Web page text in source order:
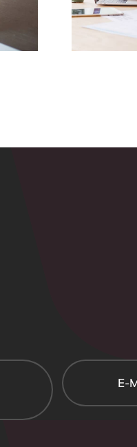
E-